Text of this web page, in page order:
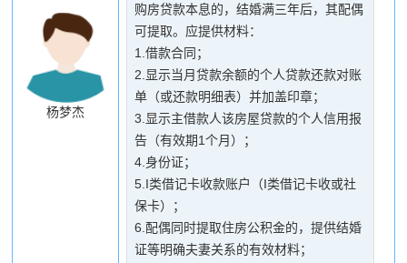
杨梦杰
购房贷款本息的，结婚满三年后，其配偶
可提取。应提供材料：
1.借款合同；
2.显示当月贷款余额的个人贷款还款对账
单（或还款明细表）并加盖印章；
3.显示主借款人该房屋贷款的个人信用报
告（有效期1个月）；
4.身份证；
5.I类借记卡收款账户（I类借记卡收或社
保卡）；
6.配偶同时提取住房公积金的，提供结婚
证等明确夫妻关系的有效材料；